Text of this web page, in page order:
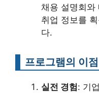
채용 설명회와
취업 정보를
다.
프로그램의 이점
실전 경험: 기